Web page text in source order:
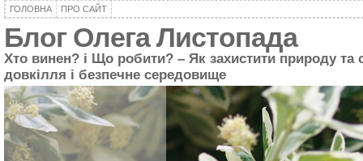
ГОЛОВНА ПРО САЙТ
Блог Олега Листопада
Хто винен? і Що робити? – Як захистити природу та
довкілля і безпечне середовище